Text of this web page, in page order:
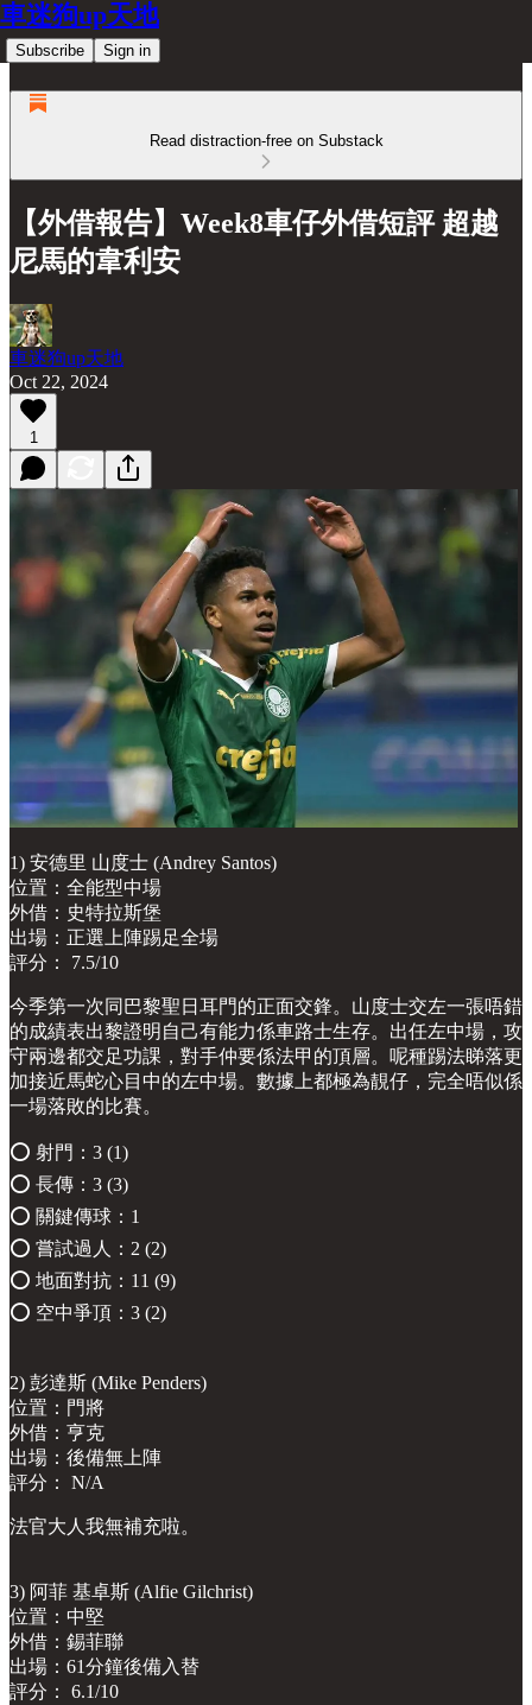
車迷狗up天地
Subscribe Sign in
Read distraction-free on Substack
【外借報告】Week8車仔外借短評 超越
尼馬的韋利安
車迷狗up天地
Oct 22, 2024
1
1) 安德里 山度士 (Andrey Santos)
位置：全能型中場
外借：史特拉斯堡
出場：正選上陣踢足全場
評分： 7.5/10
今季第一次同巴黎聖日耳門的正面交鋒。山度士交左一張唔錯
的成績表出黎證明自己有能力係車路士生存。出任左中場，攻
守兩邊都交足功課，對手仲要係法甲的頂層。呢種踢法睇落更
加接近馬蛇心目中的左中場。數據上都極為靚仔，完全唔似係
一場落敗的比賽。
⭕️ 射門：3 (1)
⭕️ 長傳：3 (3)
⭕️ 關鍵傳球：1
⭕️ 嘗試過人：2 (2)
⭕️ 地面對抗：11 (9)
⭕️ 空中爭頂：3 (2)
2) 彭達斯 (Mike Penders)
位置：門將
外借：亨克
出場：後備無上陣
評分： N/A
法官大人我無補充啦。
3) 阿菲 基卓斯 (Alfie Gilchrist)
位置：中堅
外借：錫菲聯
出場：61分鐘後備入替
評分： 6.1/10